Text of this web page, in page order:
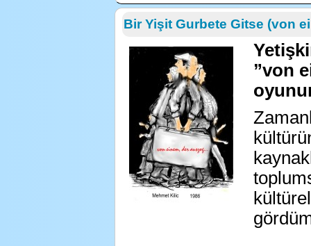
Bir Yişit Gurbete Gitse (von
”von